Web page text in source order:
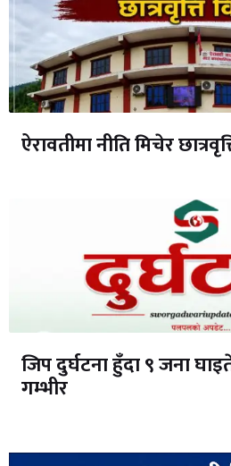
ऐरावतीमा नीति मिचेर
जिप दुर्घटना हुँदा ९ जना
गम्भीर